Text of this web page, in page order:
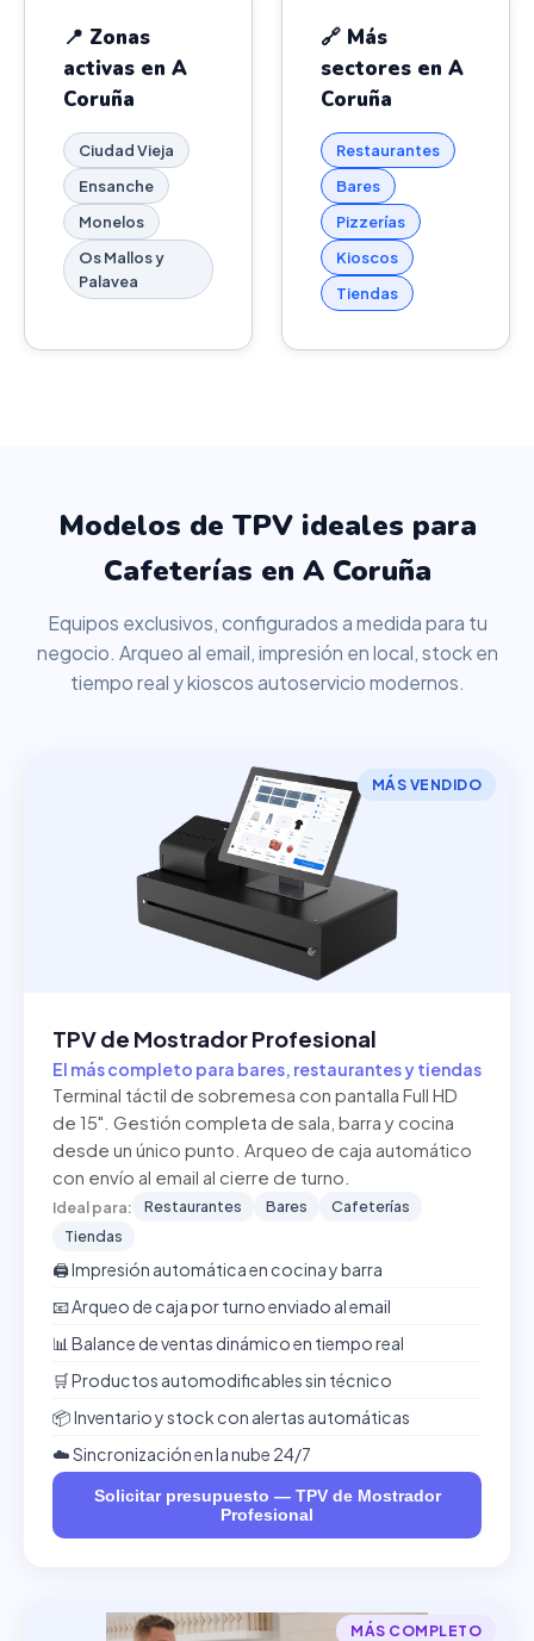
📍 Zonas
activas en A
Coruña
Ciudad Vieja
Ensanche
Monelos
Os Mallos y
Palavea
🔗 Más
sectores en A
Coruña
Restaurantes
Bares
Pizzerías
Kioscos
Tiendas
Modelos de TPV ideales para
Cafeterías en A Coruña
Equipos exclusivos, configurados a medida para tu
negocio. Arqueo al email, impresión en local, stock en
tiempo real y kioscos autoservicio modernos.
MÁS VENDIDO
TPV de Mostrador Profesional
El más completo para bares, restaurantes y tiendas
Terminal táctil de sobremesa con pantalla Full HD
de 15". Gestión completa de sala, barra y cocina
desde un único punto. Arqueo de caja automático
con envío al email al cierre de turno.
Ideal para: Restaurantes Bares
Cafeterías
Tiendas
🖨️ Impresión automática en cocina y barra
📧 Arqueo de caja por turno enviado al email
📊 Balance de ventas dinámico en tiempo real
🛒 Productos automodificables sin técnico
📦 Inventario y stock con alertas automáticas
☁️ Sincronización en la nube 24/7
Solicitar presupuesto — TPV de Mostrador
Profesional
MÁS COMPLETO